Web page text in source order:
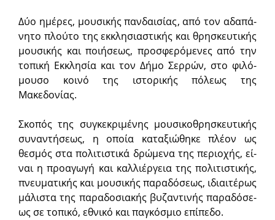
Δύ­ο η­μέ­ρες, μου­σι­κής παν­δαι­σί­ας, α­πό τον α­δα­πά­
νη­το πλού­το της εκ­κλη­σι­α­στι­κής και θρη­σκευ­τι­κής
μου­σι­κής και ποι­ή­σε­ως, προ­σφε­ρό­με­νες α­πό την
το­πι­κή Εκ­κλη­σί­α και τον Δή­μο Σερ­ρών, στο φι­λό­
μου­σο κοι­νό της ιστορικής πόλεως της
Μακεδονίας.
Σκο­πός της συγ­κε­κρι­μέ­νης μουσικοθρησκευτικής
συναντήσεως, η οποία καταξιώθηκε πλέον ως
θεσμός στα πολιτιστικά δρώμενα της περιοχής, εί­
ναι η προ­α­γω­γή και καλ­λι­έρ­γει­α της πο­λι­τι­στι­κής,
πνευ­μα­τι­κής και μου­σι­κής πα­ρα­δό­σε­ως, ιδι­αι­τέ­ρως
μά­λι­στα της πα­ρα­δο­σι­α­κής βυ­ζαν­τι­νής πα­ρα­δό­σε­
ως σε το­πι­κό, ε­θνικό και παγ­κό­σμι­ο ε­πί­πε­δο.